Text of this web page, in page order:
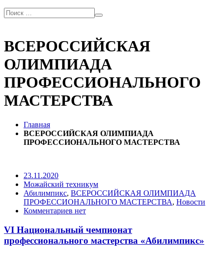
ВСЕРОССИЙСКАЯ
ОЛИМПИАДА
ПРОФЕССИОНАЛЬНОГО
МАСТЕРСТВА
Главная
ВСЕРОССИЙСКАЯ ОЛИМПИАДА
ПРОФЕССИОНАЛЬНОГО МАСТЕРСТВА
23.11.2020
Можайский техникум
Абилимпикс, ВСЕРОССИЙСКАЯ ОЛИМПИАДА
ПРОФЕССИОНАЛЬНОГО МАСТЕРСТВА, Новости
Комментариев нет
VI Национальный чемпионат
профессионального мастерства «Абилимпикс»